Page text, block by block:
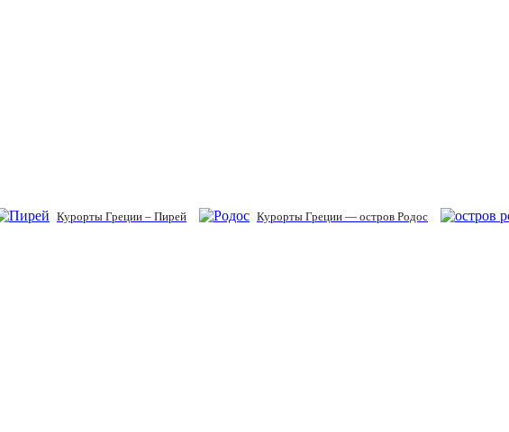
Курорты Греции – Пирей Курорты Греции — остров Родос